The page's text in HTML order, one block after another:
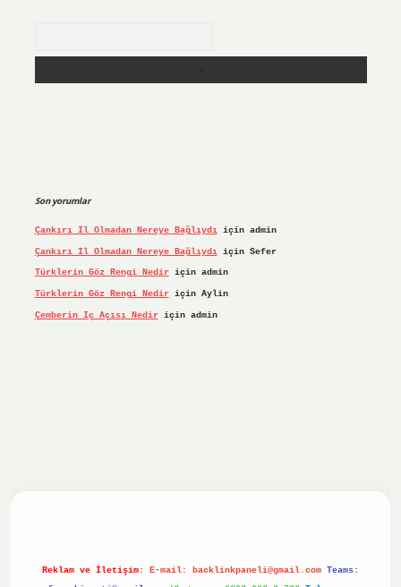
Son yorumlar
Çankırı Il Olmadan Nereye Bağlıydıiçin admin
Çankırı Il Olmadan Nereye Bağlıydıiçin Sefer
Türklerin Göz Rengi Nediriçin admin
Türklerin Göz Rengi Nediriçin Aylin
Çemberin Iç Açısı Nediriçin admin
Reklam ve İletişim: E-mail: backlinkpaneli@gmail.com Teams: